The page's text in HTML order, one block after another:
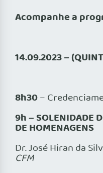
Acompanhe a
14.09.2023 –
8h30–
9h –SOLENIDADE
DE HOMENAGENS
Dr. José Hiran da
CFM